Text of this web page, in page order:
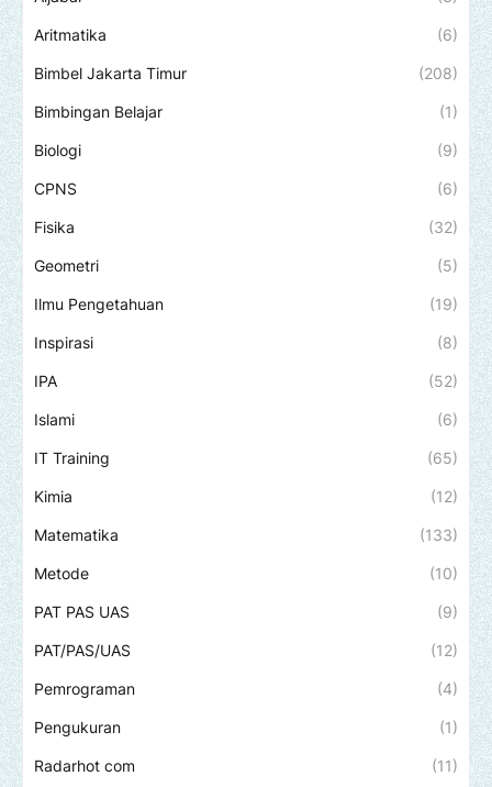
Aritmatika (6)
Bimbel Jakarta Timur (208)
Bimbingan Belajar (1)
Biologi (9)
CPNS (6)
Fisika (32)
Geometri (5)
Ilmu Pengetahuan (19)
Inspirasi (8)
IPA (52)
Islami (6)
IT Training (65)
Kimia (12)
Matematika (133)
Metode (10)
PAT PAS UAS (9)
PAT/PAS/UAS (12)
Pemrograman (4)
Pengukuran (1)
Radarhot com (11)